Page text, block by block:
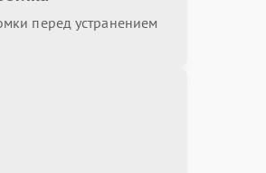
перед устранением